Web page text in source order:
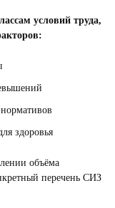
условий труда,
здоровья
объёма
перечень СИЗ